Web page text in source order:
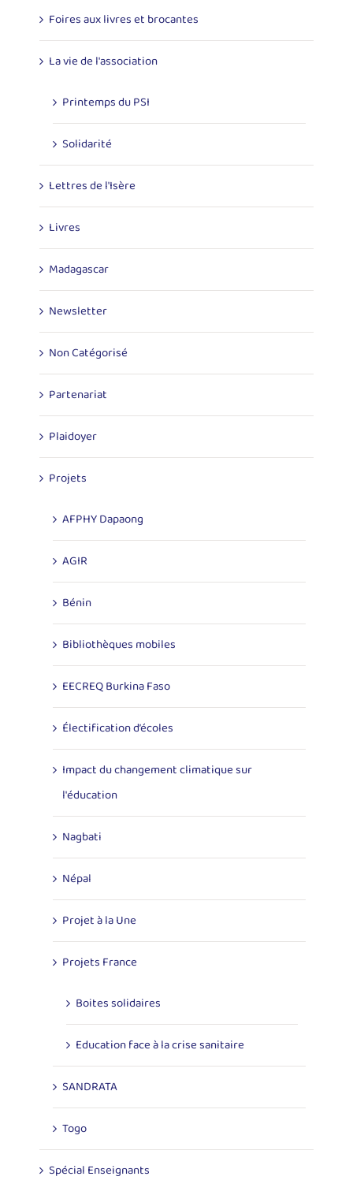
Foires aux livres et brocantes
La vie de l'association
Printemps du PSI
Solidarité
Lettres de l'Isère
Livres
Madagascar
Newsletter
Non Catégorisé
Partenariat
Plaidoyer
Projets
AFPHY Dapaong
AGIR
Bénin
Bibliothèques mobiles
EECREQ Burkina Faso
Électification d’écoles
Impact du changement climatique sur
l'éducation
Nagbati
Népal
Projet à la Une
Projets France
Boites solidaires
Education face à la crise sanitaire
SANDRATA
Togo
Spécial Enseignants